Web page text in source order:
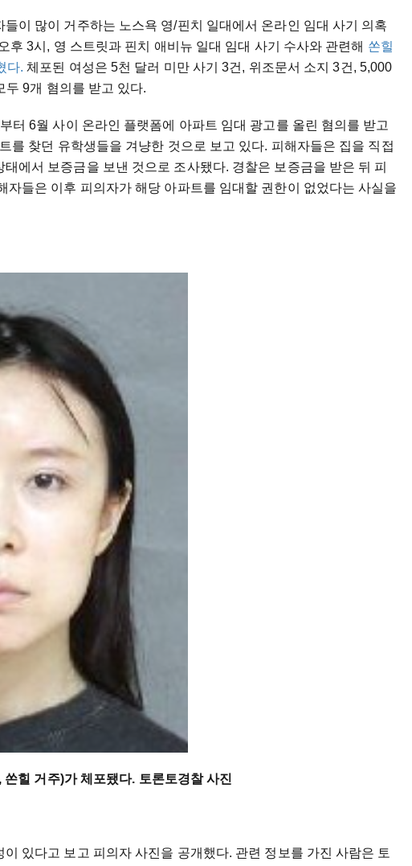
이 많이 거주하는 노스욕 영/핀치 일대에서 온라인 임대 사기 의혹
후 3시, 영 스트릿과 핀치 애비뉴 일대 임대 사기 수사와 관련해 쏜힐
다. 체포된 여성은 5천 달러 미만 사기 3건, 위조문서 소지 3건, 5,000
두 9개 혐의를 받고 있다.
터 6월 사이 온라인 플랫폼에 아파트 임대 광고를 올린 혐의를 받고
를 찾던 유학생들을 겨냥한 것으로 보고 있다. 피해자들은 집을 직접
에서 보증금을 보낸 것으로 조사됐다. 경찰은 보증금을 받은 뒤 피
자들은 이후 피의자가 해당 아파트를 임대할 권한이 없었다는 사실을
힐 거주)가 체포됐다. 토론토경찰 사진
있다고 보고 피의자 사진을 공개했다. 관련 정보를 가진 사람은 토